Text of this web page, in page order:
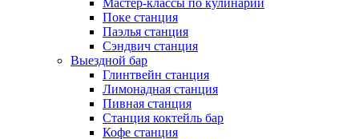
Мастер-классы по кулинарии
Поке станция
Паэлья станция
Сэндвич станция
Выездной бар
Глинтвейн станция
Лимонадная станция
Пивная станция
Станция коктейль бар
Кофе станция